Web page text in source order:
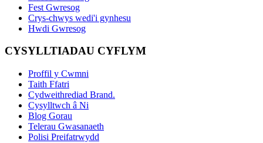
Fest Gwresog
Crys-chwys wedi'i gynhesu
Hwdi Gwresog
CYSYLLTIADAU CYFLYM
Proffil y Cwmni
Taith Ffatri
Cydweithrediad Brand.
Cysylltwch â Ni
Blog Gorau
Telerau Gwasanaeth
Polisi Preifatrwydd